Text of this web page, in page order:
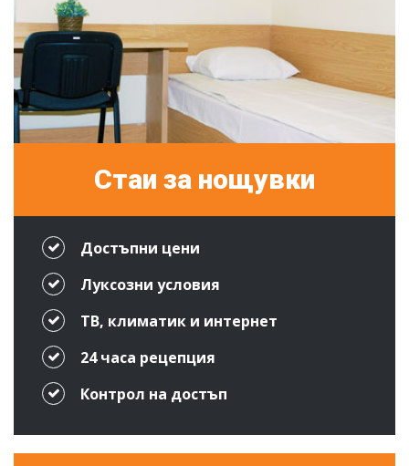
Стаи за нощувки
Достъпни цени
Луксозни условия
ТВ, климатик и интернет
24 часа рецепция
Контрол на достъп